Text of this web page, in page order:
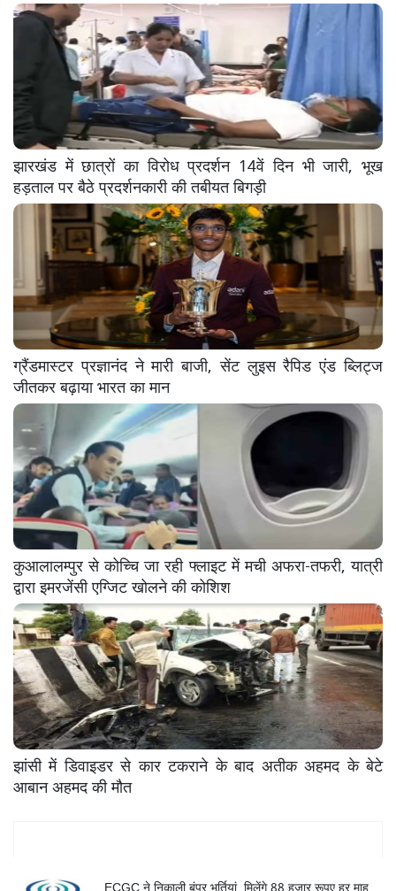
झारखंड में छात्रों का विरोध प्रदर्शन 14वें दिन भी जारी, भूख
हड़ताल पर बैठे प्रदर्शनकारी की तबीयत बिगड़ी
ग्रैंडमास्टर प्रज्ञानंद ने मारी बाजी, सेंट लुइस रैपिड एंड ब्लिट्ज
जीतकर बढ़ाया भारत का मान
कुआलालम्पुर से कोच्चि जा रही फ्लाइट में मची अफरा-तफरी, यात्री
द्वारा इमरजेंसी एग्जिट खोलने की कोशिश
झांसी में डिवाइडर से कार टकराने के बाद अतीक अहमद के बेटे
आबान अहमद की मौत
ECGC ने निकाली बंपर भर्तियां, मिलेंगे 88 हजार रूपए हर माह